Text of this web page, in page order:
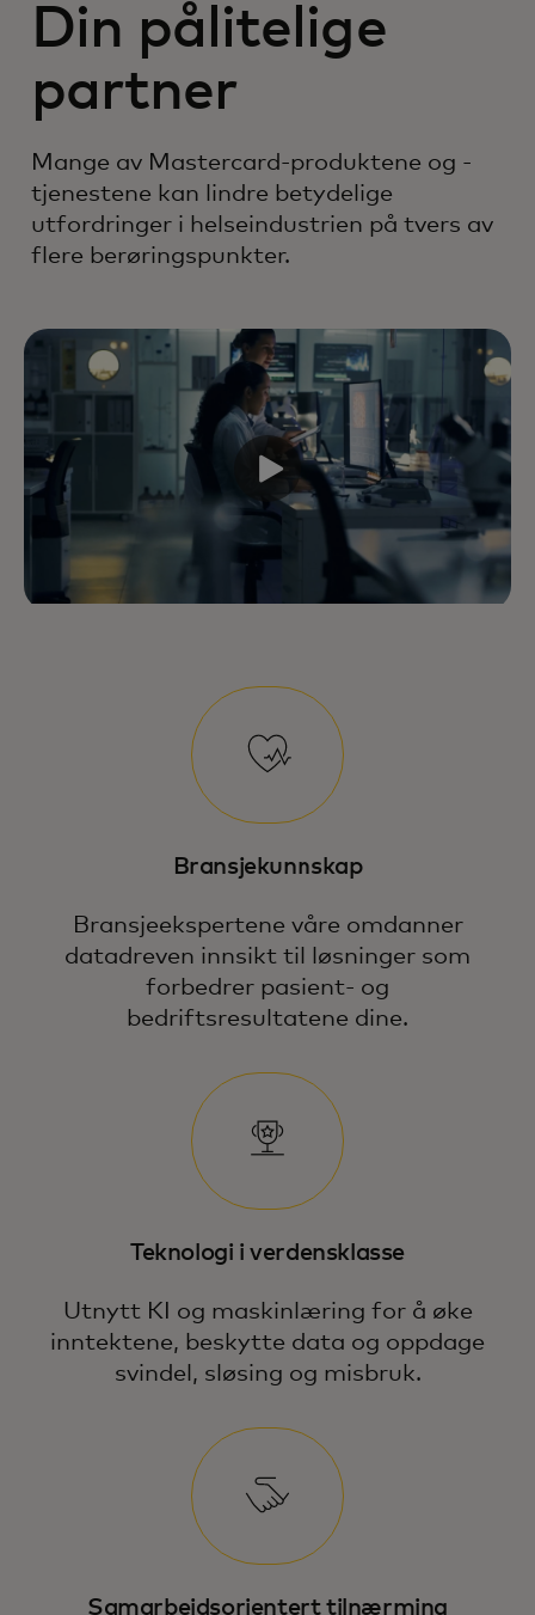
Din pålitelige
partner
Mange av Mastercard-produktene og -
tjenestene kan lindre betydelige
utfordringer i helseindustrien på tvers av
flere berøringspunkter.
Bransjekunnskap
Bransjeekspertene våre omdanner
datadreven innsikt til løsninger som
forbedrer pasient- og
bedriftsresultatene dine.
Teknologi i verdensklasse
Utnytt KI og maskinlæring for å øke
inntektene, beskytte data og oppdage
svindel, sløsing og misbruk.
Samarbeidsorientert tilnærming